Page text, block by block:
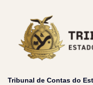
Tribunal de Contas do